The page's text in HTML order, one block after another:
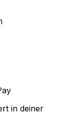
in deiner